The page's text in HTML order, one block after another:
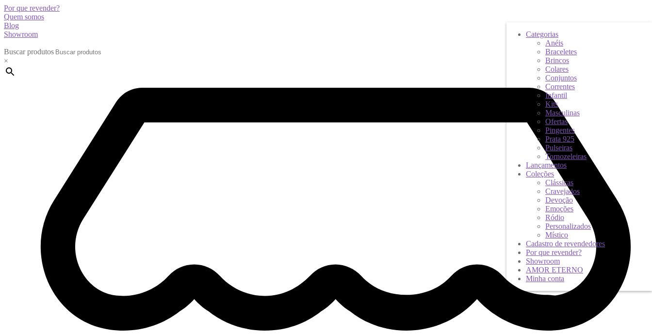
Por que revender?
Quem somos
Blog
Showroom
Buscar produtos
×
Categorias
Anéis
Braceletes
Brincos
Colares
Conjuntos
Correntes
Infantil
Kits
Masculinas
Ofertas
Pingentes
Prata 925
Pulseiras
Tornozeleiras
Lançamentos
Coleções
Clássicas
Cravejados
Devoção
Emoções
Ródio
Personalizados
Místico
Cadastro de revendedores
Por que revender?
Showroom
AMOR ETERNO
Minha conta